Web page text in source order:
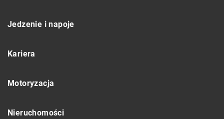
Jedzenie i napoje
Kariera
Motoryzacja
Nieruchomości